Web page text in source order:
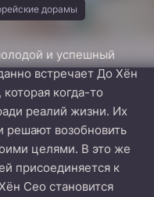
дорамы
и успешный
встречает До Хён
когда-то
реалий жизни. Их
решают возобновить
целями. В это же
присоединяется к
Сео становится